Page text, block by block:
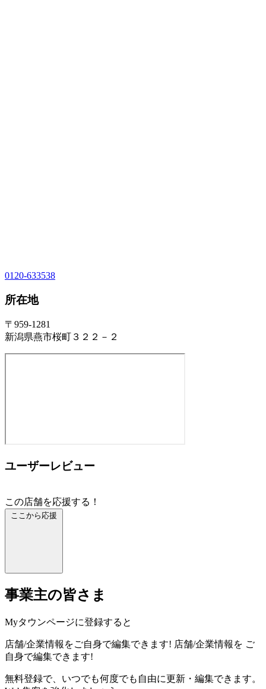
0120-633538
所在地
〒959-1281
新潟県燕市桜町３２２－２
ユーザーレビュー
この店舗を応援する！
ここから応援
事業主の皆さま
Myタウンページに登録すると
店舗/企業情報をご自身で編集できます! 店舗/企業情報を ご
自身で編集できます!
無料登録で、いつでも何度でも自由に更新・編集できます。